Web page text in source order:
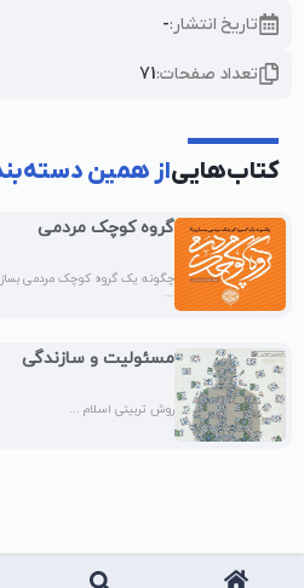
تاریخ انتشار:-
تعداد صفحات:71
کتاب‌هاییاز همین
گروه کوچک مردمی
چگونه یک گروه کوچک مردمی
...
مسئولیت و سازندگی
روش تربیتی اسلام ...